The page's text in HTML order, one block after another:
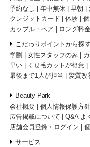
予約なし
年中無休 早朝
クレジットカード
体験
カップル・ペア
ロング料
こだわりポイントから探す
学割
女性スタッフのみ
早い
くせ毛カットが得意
最後まで1人が担当
髪質改
Beauty Park
会社概要
個人情報保護方針
広告掲載について
Q&A よ
店舗会員登録・ログイン
サービス